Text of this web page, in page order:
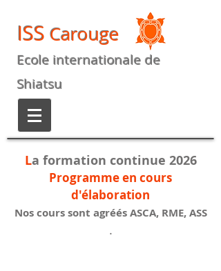
ISS Carouge
Ecole internationale de
Shiatsu
La formation continue 2026
Programme en cours
d'élaboration
Nos cours sont agréés ASCA, RME, ASS​
.